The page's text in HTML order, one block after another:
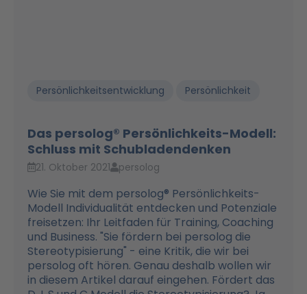
Persönlichkeitsentwicklung Persönlichkeit
Das persolog® Persönlichkeits-Modell:
Schluss mit Schubladendenken
21. Oktober 2021 persolog
Wie Sie mit dem persolog® Persönlichkeits-
Modell Individualität entdecken und Potenziale
freisetzen: Ihr Leitfaden für Training, Coaching
und Business. "Sie fördern bei persolog die
Stereotypisierung" - eine Kritik, die wir bei
persolog oft hören. Genau deshalb wollen wir
in diesem Artikel darauf eingehen. Fördert das